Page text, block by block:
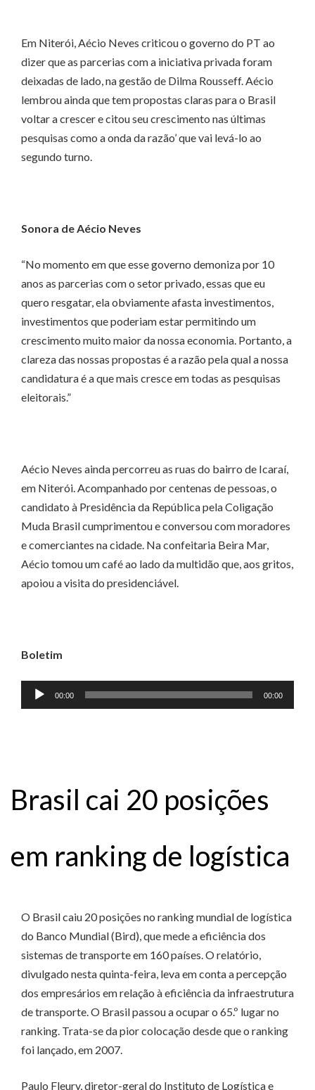
Em Niterói, Aécio Neves criticou o governo do PT ao
dizer que as parcerias com a iniciativa privada foram
deixadas de lado, na gestão de Dilma Rousseff. Aécio
lembrou ainda que tem propostas claras para o Brasil
voltar a crescer e citou seu crescimento nas últimas
pesquisas como a onda da razão’ que vai levá-lo ao
segundo turno.
Sonora de Aécio Neves
“No momento em que esse governo demoniza por 10
anos as parcerias com o setor privado, essas que eu
quero resgatar, ela obviamente afasta investimentos,
investimentos que poderiam estar permitindo um
crescimento muito maior da nossa economia. Portanto, a
clareza das nossas propostas é a razão pela qual a nossa
candidatura é a que mais cresce em todas as pesquisas
eleitorais.”
Aécio Neves ainda percorreu as ruas do bairro de Icaraí,
em Niterói. Acompanhado por centenas de pessoas, o
candidato à Presidência da República pela Coligação
Muda Brasil cumprimentou e conversou com moradores
e comerciantes na cidade. Na confeitaria Beira Mar,
Aécio tomou um café ao lado da multidão que, aos gritos,
apoiou a visita do presidenciável.
Boletim
Tocador
de
00:00 00:00
Brasil cai 20 posições
em ranking de logística
O Brasil caiu 20 posições no ranking mundial de logística
do Banco Mundial (Bird), que mede a eficiência dos
sistemas de transporte em 160 países. O relatório,
divulgado nesta quinta-feira, leva em conta a percepção
dos empresários em relação à eficiência da infraestrutura
de transporte. O Brasil passou a ocupar o 65.º lugar no
ranking. Trata-se da pior colocação desde que o ranking
foi lançado, em 2007.
Paulo Fleury, diretor-geral do Instituto de Logística e